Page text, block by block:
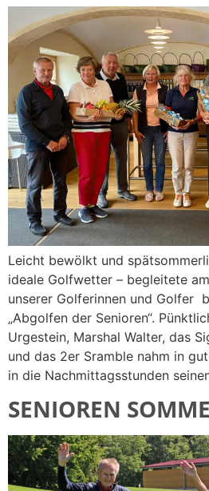
Leicht bewölkt und
ideale Golfwetter – begleitete
unserer Golferinnen und Golfer
„Abgolfen der Senioren“.
Urgestein, Marshal Walter, das
und das 2er Sramble nahm in
in die Nachmittagsstunden
SENIOREN